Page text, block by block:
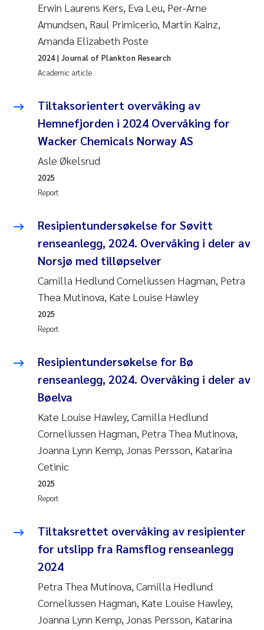
Ana Margarida Pinto Costa
Vladyslava Hostyeva
Valentina Elena Tartiu
Tânia Cristina Gomes
Sondre Meland
Sindre Langaas
Thorjørn Larssen
Pål Molander
Merete Schøyen
Elisabeth Støhle Rødland
Elisabeth Lie
Camilla With Fagerli
Adam David Lillicrap
Ashenafi Seifu Gragne
Asle Økelsrud
Jan-Erik Thrane
Liv Bente Skancke
André Staalstrøm
Belinda Valdecanas
Erwin Laurens Kers, Eva Leu, Per-Arne
Amundsen, Raul Primicerio, Martin Kainz,
Amanda Elizabeth Poste
Academic article
2024| Journal of Plankton Research
Tiltaksorientert overvåking av
Hemnefjorden i 2024 Overvåking for
Wacker Chemicals Norway AS
Asle Økelsrud
Report
2025
Resipientundersøkelse for Søvitt
renseanlegg, 2024. Overvåking i deler av
Norsjø med tilløpselver
Camilla Hedlund Corneliussen Hagman, Petra
Thea Mutinova, Kate Louise Hawley
Report
2025
Resipientundersøkelse for Bø
renseanlegg, 2024. Overvåking i deler av
Bøelva
Kate Louise Hawley, Camilla Hedlund
Corneliussen Hagman, Petra Thea Mutinova,
Joanna Lynn Kemp, Jonas Persson, Katarina
Cetinic
Report
2025
Tiltaksrettet overvåking av resipienter
for utslipp fra Ramsflog renseanlegg
2024
Petra Thea Mutinova, Camilla Hedlund
Corneliussen Hagman, Kate Louise Hawley,
Joanna Lynn Kemp, Jonas Persson, Katarina